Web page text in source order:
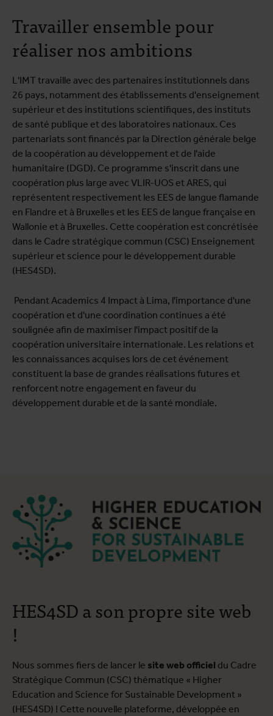
Travailler ensemble pour
réaliser nos ambitions
L'IMT travaille avec des partenaires institutionnels dans
26 pays, notamment des établissements d'enseignement
supérieur et des institutions scientifiques, des instituts
de santé publique et des laboratoires nationaux. Ces
partenariats sont financés par la Direction générale belge
de la coopération au développement et de l'aide
humanitaire (DGD). Ce programme s'inscrit dans une
coopération plus large avec VLIR-UOS et ARES, qui
représentent respectivement les EES de langue flamande
en Flandre et à Bruxelles et les EES de langue française en
Wallonie et à Bruxelles. Cette coopération est concrétisée
dans le Cadre stratégique commun (CSC) Enseignement
supérieur et science pour le développement durable
(HES4SD).
Pendant Academics 4 Impact à Lima, l'importance d'une
coopération et d'une coordination continues a été
soulignée afin de maximiser l'impact positif de la
coopération universitaire internationale. Les relations et
les connaissances acquises lors de cet événement
constituent la base de grandes réalisations futures et
renforcent notre engagement en faveur du
développement durable et de la santé mondiale.
HES4SD a son propre site web
!
Nous sommes fiers de lancer le site web officiel du Cadre
Stratégique Commun (CSC) thématique « Higher
Education and Science for Sustainable Development »
(HES4SD) ! Cette nouvelle plateforme, développée en